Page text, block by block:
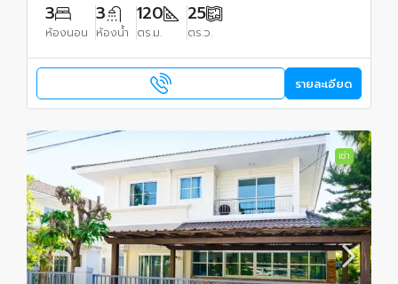
3
ห้องนอน
3
ห้องน้ำ
120
ตร.ม.
25
ตร.ว.
รายละเอียด
เช่า